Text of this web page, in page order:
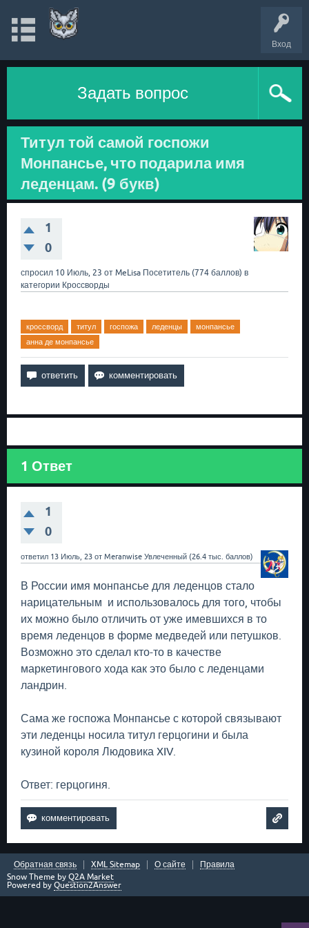
Вход
Задать вопрос
Титул той самой госпожи
Монпансье, что подарила имя
леденцам. (9 букв)
1
0
спросил 10 Июль, 23 от MeLisa Посетитель (774 баллов) в
категории Кроссворды
кроссворд титул госпожа леденцы
монпансье
анна де монпансье
1 Ответ
1
0
ответил 13 Июль, 23 от Meranwise Увлеченный (26.4 тыс. баллов)
В России имя монпансье для леденцов стало
нарицательным и использовалось для того, чтобы
их можно было отличить от уже имевшихся в то
время леденцов в форме медведей или петушков.
Возможно это сделал кто-то в качестве
маркетингового хода как это было с леденцами
ландрин.
Сама же госпожа Монпансье с которой связывают
эти леденцы носила титул герцогини и была
кузиной короля Людовика XIV.
Ответ: герцогиня.
Обратная связь XML Sitemap О сайте
Правила
Snow Theme by Q2A Market
Powered by Question2Answer